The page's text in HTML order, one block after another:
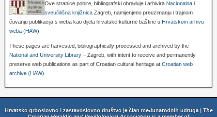
Ove stranice pobire, bibliografski obrađuje i arhivira Nacionalna i
sveučilišna knjižnica Zagreb, namijenjeno preuzimanju i trajnom
čuvanju publikacija s weba kao dijela hrvatske kulturne baštine u Hrvatskom arhivu
weba (HAW)
These pages are harvested, bibliographically processed and archived by the
National and University Library – Zagreb, with intent to receive and permanently
preserve web publications as part of Croatian cultural heritage at Croatian web
archive (HAW)
Hrvatsko grboslovno i zastavoslovno društvo je član međunarodnih udruga |
The